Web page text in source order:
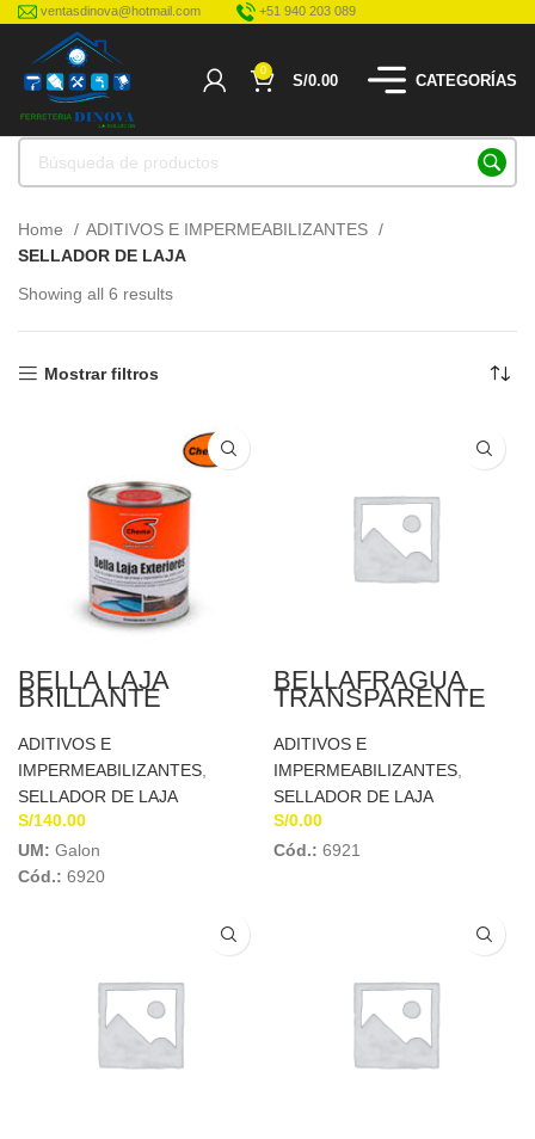
ventasdinova@hotmail.com +51 940 203 089
0
S/0.00 CATEGORÍAS
Home
ADITIVOS E IMPERMEABILIZANTES
SELLADOR DE LAJA
Showing all 6 results
Mostrar filtros
BELLA LAJA
BRILLANTE
EXTERIOR X GL
CHEMA
ADITIVOS E
IMPERMEABILIZANTES
SELLADOR DE LAJA
S/140.00
UM: Galon
Cód.: 6920
BELLAFRAGUA
TRANSPARENTE
ADITIVOS E
IMPERMEABILIZANTES
SELLADOR DE LAJA
S/0.00
Cód.: 6921